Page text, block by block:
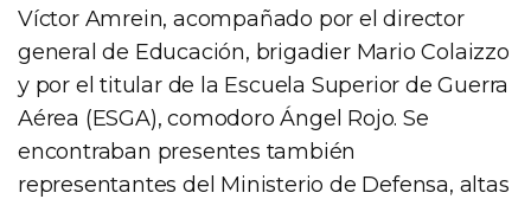
Víctor Amrein, acompañado por el director
general de Educación, brigadier Mario Colaizzo
y por el titular de la Escuela Superior de Guerra
Aérea (ESGA), comodoro Ángel Rojo. Se
encontraban presentes también
representantes del Ministerio de Defensa, altas